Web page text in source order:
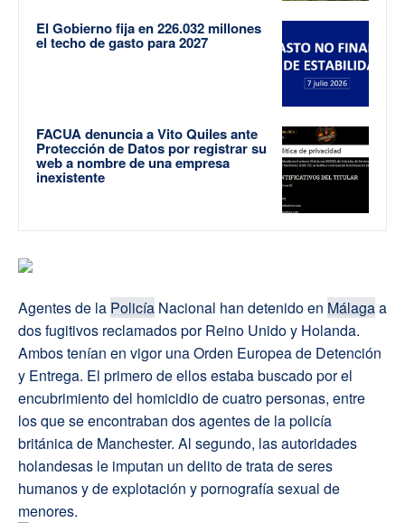
El Gobierno fija en 226.032 millones
el techo de gasto para 2027
FACUA denuncia a Vito Quiles ante
Protección de Datos por registrar su
web a nombre de una empresa
inexistente
Agentes de la Policía Nacional han detenido en Málagaa
dos fugitivos reclamados por Reino Unido y Holanda.
Ambos tenían en vigor una Orden Europea de Detención
y Entrega. El primero de ellos estaba buscado por el
encubrimiento del homicidio de cuatro personas, entre
los que se encontraban dos agentes de la policía
británica de Manchester. Al segundo, las autoridades
holandesas le imputan un delito de trata de seres
humanos y de explotación y pornografía sexual de
menores.